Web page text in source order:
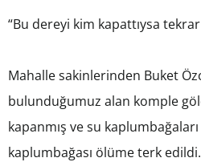
“Bu dereyi kim kapattıysa
Mahalle sakinlerinden Buket
bulunduğumuz alan komple
kapanmış ve su
kaplumbağası ölüme terk